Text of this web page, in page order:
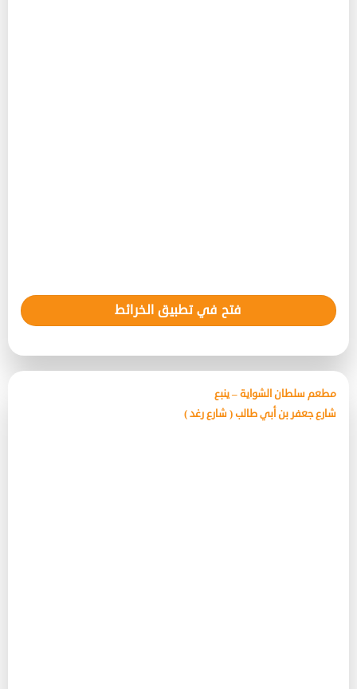
فتح في تطبيق الخرائط
مطعم سلطان الشواية – ينبع
شارع جعفر بن أبي طالب ( شارع رغد )